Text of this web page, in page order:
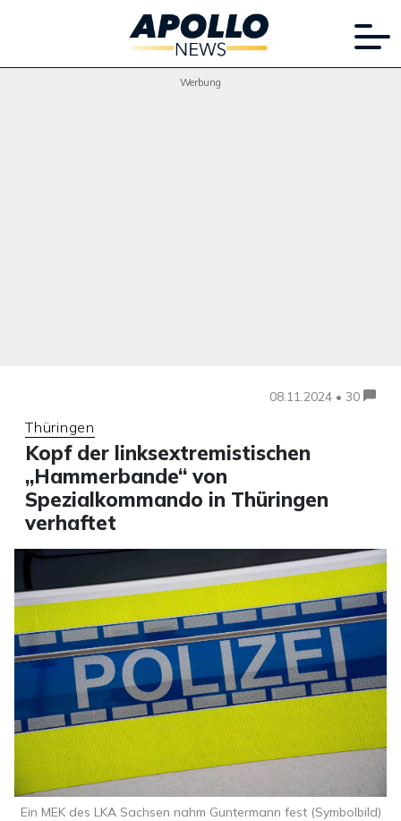
Werbung
08.11.2024 • 30
Thüringen
Kopf der linksextremistischen
„Hammerbande“ von
Spezialkommando in Thüringen
verhaftet
Ein MEK des LKA Sachsen nahm Guntermann fest (Symbolbild)